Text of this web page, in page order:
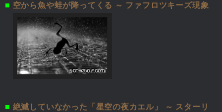
■ 空から魚や蛙が降ってくる ～ ファフロツキーズ現象
■ 絶滅していなかった「星空の夜カエル」 ～ スターリ